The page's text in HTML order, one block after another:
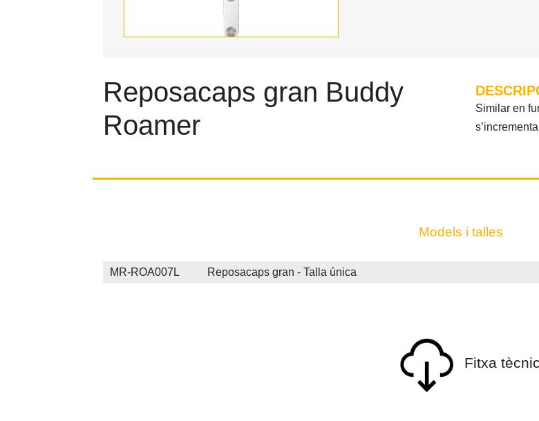
Reposacaps gran Buddy
Roamer
Similar en
Models i talles
MR-ROA007L Reposacaps gran - Talla única
Fitxa